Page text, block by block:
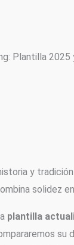
Plantilla 2025
y
solidez
plantilla